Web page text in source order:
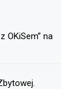
OKiSem” na